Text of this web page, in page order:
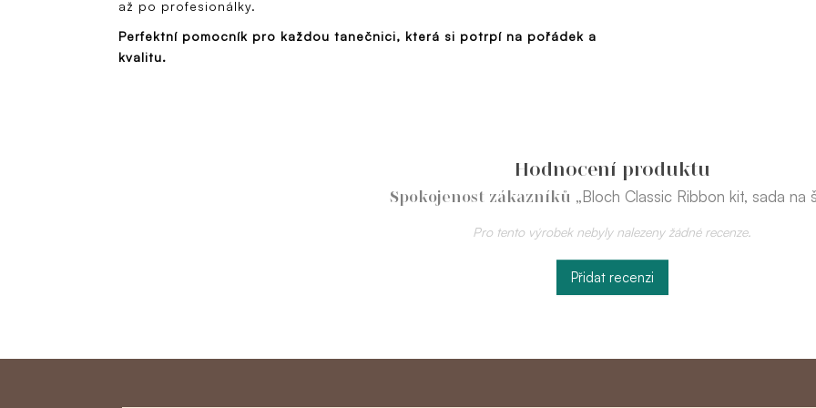
až po profesionálky.
Perfektní pomocník pro každou tanečnici, která si potrpí na pořádek a
kvalitu.
Hodnocení produktu
Spokojenost zákazníků „Bloch Classic Ribbon kit, sada na
Pro tento výrobek nebyly nalezeny žádné recenze.
Přidat recenzi